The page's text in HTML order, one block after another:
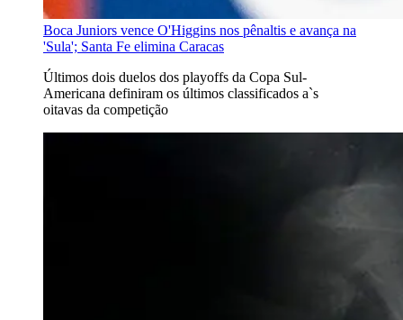
Boca Juniors vence O'Higgins nos pênaltis e avança na
'Sula'; Santa Fe elimina Caracas
Últimos dois duelos dos playoffs da Copa Sul-
Americana definiram os últimos classificados a`s
oitavas da competição